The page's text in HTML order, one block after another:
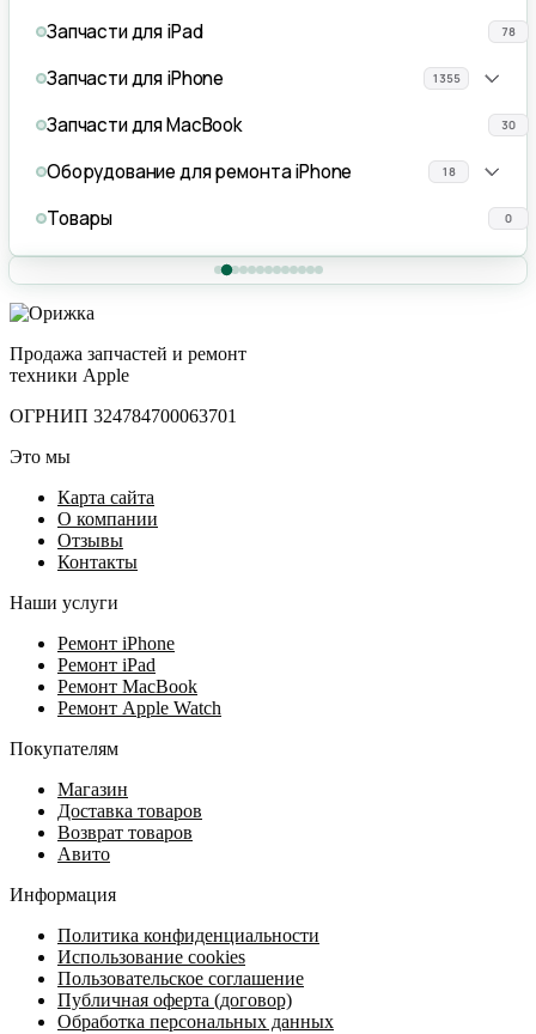
Запчасти для iPad 78
Запчасти для iPhone 1355
Запчасти для MacBook 30
Оборудование для ремонта iPhone 18
Товары 0
Продажа запчастей и ремонт
техники Apple
ОГРНИП 324784700063701
Это мы
Карта сайта
О компании
Отзывы
Контакты
Наши услуги
Ремонт iPhone
Ремонт iPad
Ремонт MacBook
Ремонт Apple Watch
Покупателям
Магазин
Доставка товаров
Возврат товаров
Авито
Информация
Политика конфиденциальности
Использование cookies
Пользовательское соглашение
Публичная оферта (договор)
Обработка персональных данных